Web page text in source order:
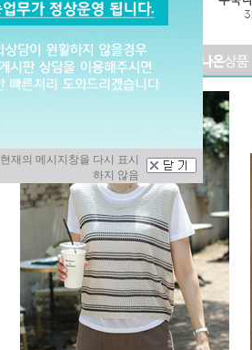
현재의 메시지창을 다시 표시
하지 않음